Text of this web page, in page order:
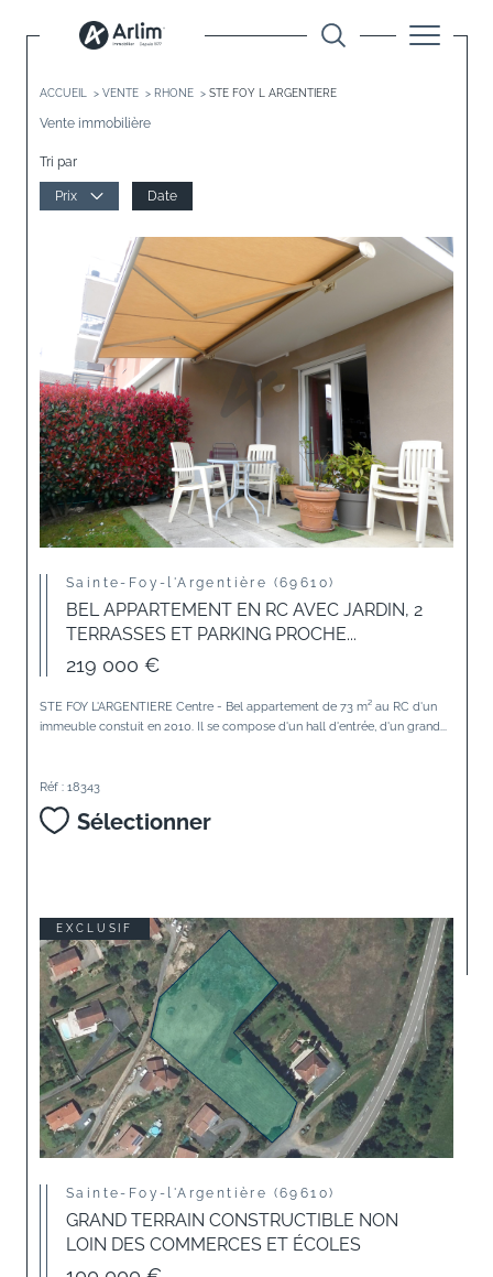
ACCUEIL VENTE RHONE STE FOY L ARGENTIERE
Vente immobilière
Tri par
Prix Date
Sainte-Foy-l'Argentière (69610)
BEL APPARTEMENT EN RC AVEC JARDIN, 2
TERRASSES ET PARKING PROCHE...
219 000 €
STE FOY L'ARGENTIERE Centre - Bel appartement de 73 m² au RC d'un
immeuble constuit en 2010. Il se compose d'un hall d'entrée, d'un grand...
Réf : 18343
Sélectionner
EXCLUSIF
Sainte-Foy-l'Argentière (69610)
GRAND TERRAIN CONSTRUCTIBLE NON
LOIN DES COMMERCES ET ÉCOLES